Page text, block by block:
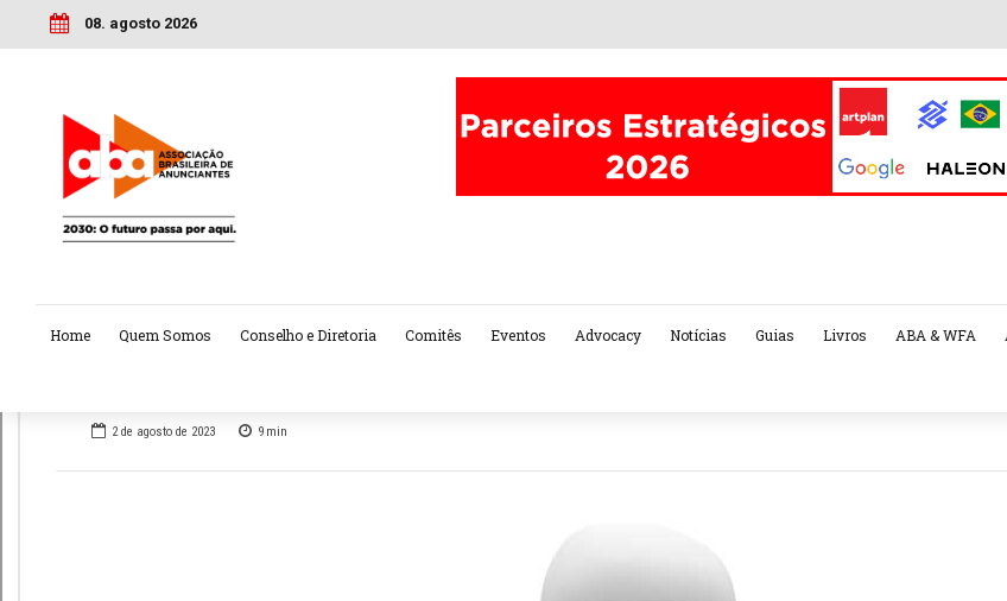
08. agosto 2026
Home Quem Somos Conselho e Diretoria Comitês Eventos Advocacy Notícias Guias Livros ABA & WFA
2 de agosto de 2023 9 min